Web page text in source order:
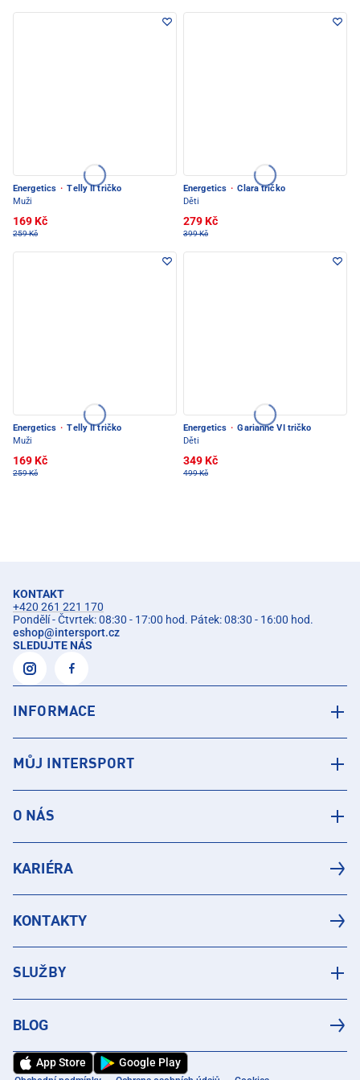
Energetics · Telly II tričko
Muži
169 Kč
259 Kč
Energetics · Clara tričko
Děti
279 Kč
399 Kč
Energetics · Telly II tričko
Muži
169 Kč
259 Kč
Energetics · Garianne VI tričko
Děti
349 Kč
499 Kč
KONTAKT
+420 261 221 170
Pondělí - Čtvrtek: 08:30 - 17:00 hod. Pátek: 08:30 - 16:00 hod.
eshop@intersport.cz
SLEDUJTE NÁS
INFORMACE
MŮJ INTERSPORT
O NÁS
KARIÉRA
KONTAKTY
SLUŽBY
BLOG
App Store Google Play